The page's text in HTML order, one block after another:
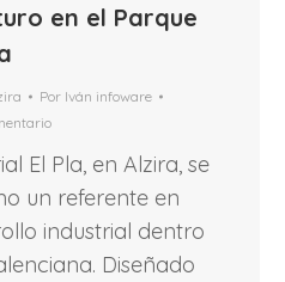
en el Parque
Por Iván infoware
El Pla, en Alzira, se
un referente en
industrial dentro
Diseñado